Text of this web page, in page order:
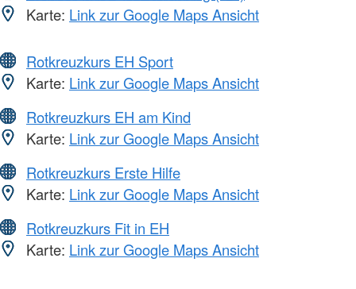
Karte: Link zur Google Maps Ansicht
Rotkreuzkurs EH Sport
Karte: Link zur Google Maps Ansicht
Rotkreuzkurs EH am Kind
Karte: Link zur Google Maps Ansicht
Rotkreuzkurs Erste Hilfe
Karte: Link zur Google Maps Ansicht
Rotkreuzkurs Fit in EH
Karte: Link zur Google Maps Ansicht